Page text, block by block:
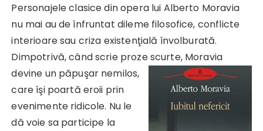
Personajele clasice din opera lui Alberto Moravia
nu mai au de înfruntat dileme filosofice, conflicte
interioare sau criza existenţială învolburată.
Dimpotrivă, când scrie proze scurte, Moravia
devine un păpuşar nemilos,
care îşi poartă eroii prin
evenimente ridicole. Nu le
dă voie sa participe la